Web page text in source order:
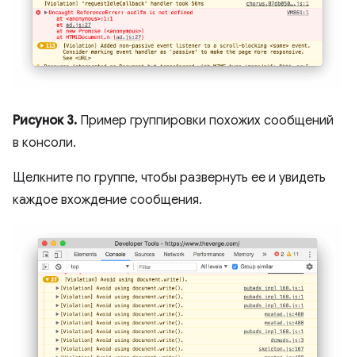
Рисунок 3. Пример группировки похожих сообщений
в консоли.
Щелкните по группе, чтобы развернуть ее и увидеть
каждое вхождение сообщения.